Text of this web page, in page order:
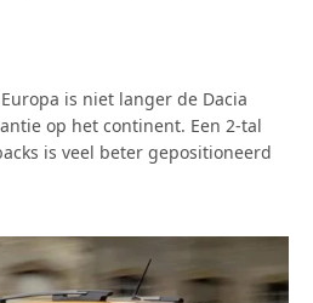
is niet langer de Dacia
op het continent. Een 2-tal
is veel beter gepositioneerd